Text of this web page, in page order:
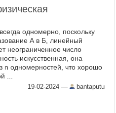
одномерно, поскольку
А в Б, линейный
неограниченное число
искусственная, она
n одномерностей, что хорошо
...
19-02-2024 — bantaputu